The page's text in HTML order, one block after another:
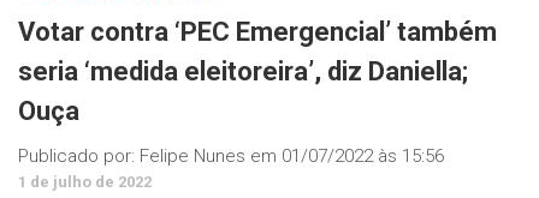
Votar contra ‘PEC Emergencial’ também
seria ‘medida eleitoreira’, diz Daniella;
Ouça
Publicado por: Felipe Nunes em 01/07/2022 às 15:56
1 de julho de 2022